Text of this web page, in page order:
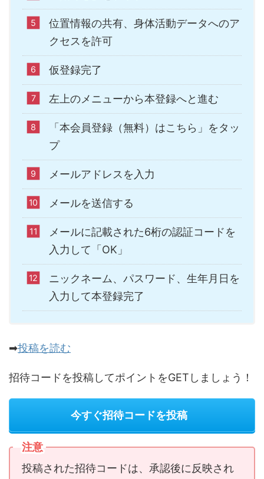
位置情報の共有、身体活動データへのア
クセスを許可
仮登録完了
左上のメニューから本登録へと進む
「本会員登録（無料）はこちら」をタッ
プ
メールアドレスを入力
メールを送信する
メールに記載された6桁の認証コードを
入力して「OK」
ニックネーム、パスワード、生年月日を
入力して本登録完了
➡投稿を読む
招待コードを投稿してポイントをGETしましょう！
今すぐ招待コードを投稿
注意
投稿された招待コードは、承認後に反映され